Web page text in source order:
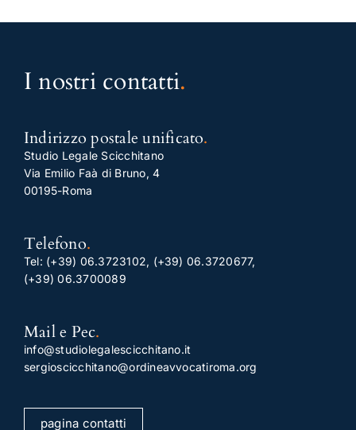
I nostri contatti.
Indirizzo postale unificato.
Studio Legale Scicchitano
Via Emilio Faà di Bruno, 4
00195-Roma
Telefono.
Tel: (+39) 06.3723102, (+39) 06.3720677,
(+39) 06.3700089
Mail e Pec.
info@studiolegalescicchitano.it
sergioscicchitano@ordineavvocatiroma.org
pagina contatti